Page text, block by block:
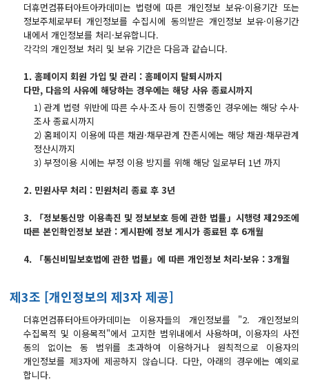
더휴먼컴퓨터아트아카데미는 법령에 따른 개인정보 보유·이용기간 또는
정보주체로부터 개인정보를 수집시에 동의받은 개인정보 보유·이용기간
내에서 개인정보를 처리·보유합니다.
각각의 개인정보 처리 및 보유 기간은 다음과 같습니다.
1. 홈페이지 회원 가입 및 관리 : 홈페이지 탈퇴시까지
다만, 다음의 사유에 해당하는 경우에는 해당 사유 종료시까지
1) 관계 법령 위반에 따른 수사·조사 등이 진행중인 경우에는 해당 수사·
조사 종료시까지
2) 홈페이지 이용에 따른 채권·채무관계 잔존시에는 해당 채권·채무관계
정산시까지
3) 부정이용 시에는 부정 이용 방지를 위해 해당 일로부터 1년 까지
2. 민원사무 처리 : 민원처리 종료 후 3년
3. 「정보통신망 이용촉진 및 정보보호 등에 관한 법률」시행령 제29조에
따른 본인확인정보 보관 : 게시판에 정보 게시가 종료된 후 6개월
4. 「통신비밀보호법에 관한 법률」에 따른 개인정보 처리·보유 : 3개월
제3조 [개인정보의 제3자 제공]
더휴먼컴퓨터아트아카데미는 이용자들의 개인정보를 "2. 개인정보의
수집목적 및 이용목적"에서 고지한 범위내에서 사용하며, 이용자의 사전
동의 없이는 동 범위를 초과하여 이용하거나 원칙적으로 이용자의
개인정보를 제3자에 제공하지 않습니다. 다만, 아래의 경우에는 예외로
합니다.
포토샵 자격증 취득과정(GTQ1급)
일러스트 자격증 취득과정(GTQi 1급)
전산세무 2급 / TAT 2급 자격증 취득과정
기초회계원리 및 전산회계2급 자격증 취득과정
ERP정보관리사(회계2급) / (인사2급) 자격증 취득과정
전산응용건축제도기능사(실기)
ITQ(한글,엑셀,파워포인트)
파이썬 프로그래밍을 활용한 빅데이터 향상과정
프로그래밍 자바(JAVA) / 파이썬(Python)
유튜브(YouTube)크리에이터(영상편집,애프터이펙트)
취업센터